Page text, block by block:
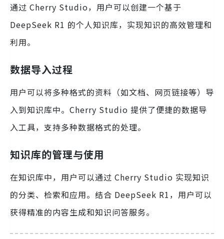
通过 Cherry Studio，用户可以创建一个基于
DeepSeek R1 的个人知识库，实现知识的高效管理和
利用。
数据导入过程
用户可以将多种格式的资料（如文档、网页链接等）导
入到知识库中。Cherry Studio 提供了便捷的数据导
入工具，支持多种数据格式的处理。
知识库的管理与使用
在知识库中，用户可以通过 Cherry Studio 实现知识
的分类、检索和应用。结合 DeepSeek R1，用户可以
获得精准的内容生成和知识问答服务。